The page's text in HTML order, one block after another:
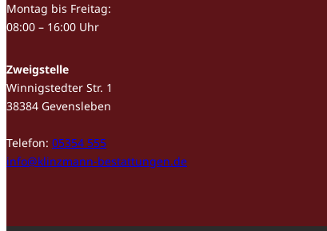
Montag bis Freitag:
08:00 – 16:00 Uhr
Zweigstelle
Winnigstedter Str. 1
38384 Gevensleben
Telefon: 05354 555
info@klinzmann-bestattungen.de